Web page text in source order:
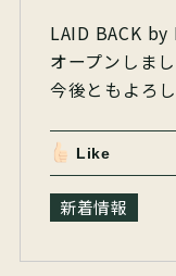
LAID BACK
オープンしまし
今後ともよろ
Like
新着情報